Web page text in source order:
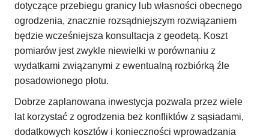
dotyczące przebiegu granicy lub własności obecnego
ogrodzenia, znacznie rozsądniejszym rozwiązaniem
będzie wcześniejsza konsultacja z geodetą. Koszt
pomiarów jest zwykle niewielki w porównaniu z
wydatkami związanymi z ewentualną rozbiórką źle
posadowionego płotu.
Dobrze zaplanowana inwestycja pozwala przez wiele
lat korzystać z ogrodzenia bez konfliktów z sąsiadami,
dodatkowych kosztów i konieczności wprowadzania